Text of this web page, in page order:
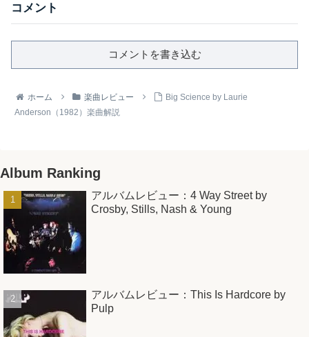
コメント
コメントを書き込む
ホーム 楽曲レビュー
Big Science by Laurie
Anderson（1982）楽曲解説
Album Ranking
アルバムレビュー：4 Way Street by
Crosby, Stills, Nash & Young
アルバムレビュー：This Is Hardcore by
Pulp